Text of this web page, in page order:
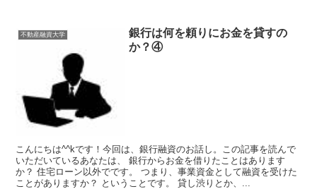
不動産融資大学
銀行は何を頼りにお金を貸すの
か？④
こんにちは^^kです！今回は、銀行融資のお話し。この記事を読んで
いただいているあなたは、 銀行からお金を借りたことはあります
か？ 住宅ローン以外でです。 つまり、事業資金として融資を受けた
ことがありますか？ ということです。 貸し渋りとか、...